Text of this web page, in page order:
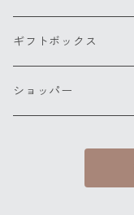
ホールサイズ
ギフトボックス
ショッパー